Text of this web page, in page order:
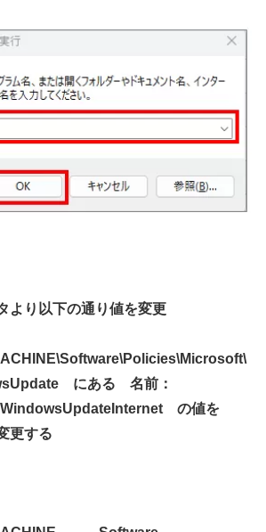
より以下の通り値を変更
にある 名前：
の値を
する